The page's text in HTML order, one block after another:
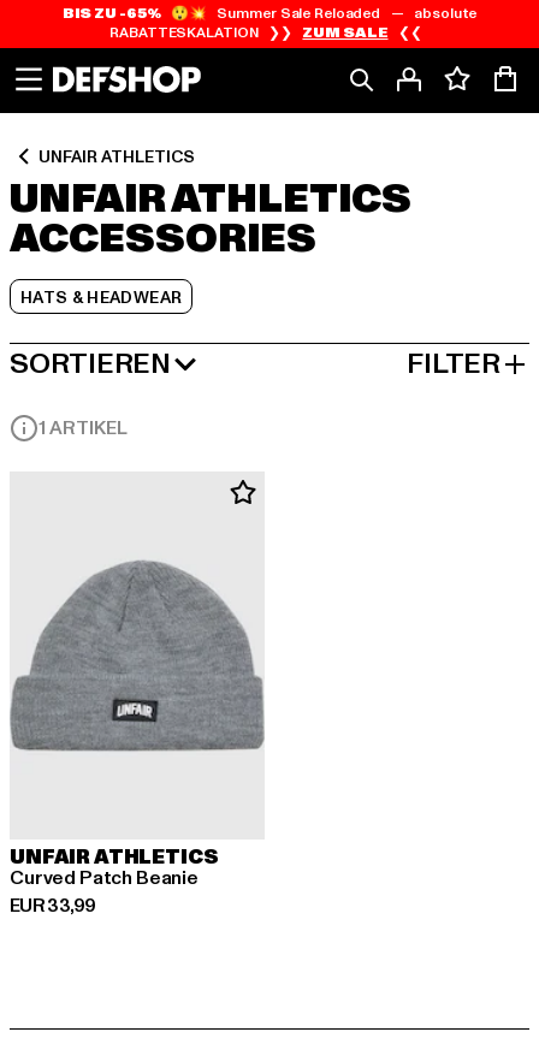
Zum
Inhalt
springen
Zum
Fußzeile
springen
BIS ZU -65%😲💥 Summer Sale Reloaded — absolute
RABATTESKALATION ❯❯ ZUM SALE ❮❮
UNFAIR ATHLETICS
UNFAIR ATHLETICS
ACCESSORIES
HATS & HEADWEAR
Zum
Produktraster
springen
SORTIEREN
BELIEBTESTE FILTER
1 ARTIKEL
UNFAIR ATHLETICS
Curved Patch Beanie
EUR 33,99
Derzeitiger Preis: EUR 33,99